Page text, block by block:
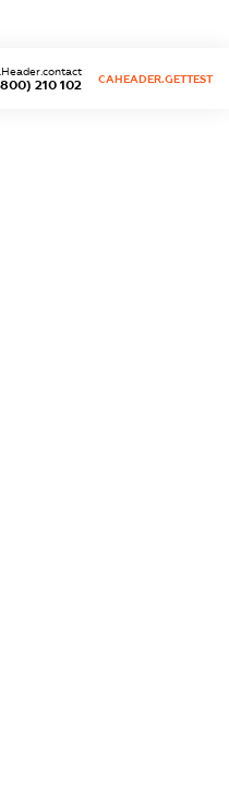
210 102 CAHEADER.GETTEST